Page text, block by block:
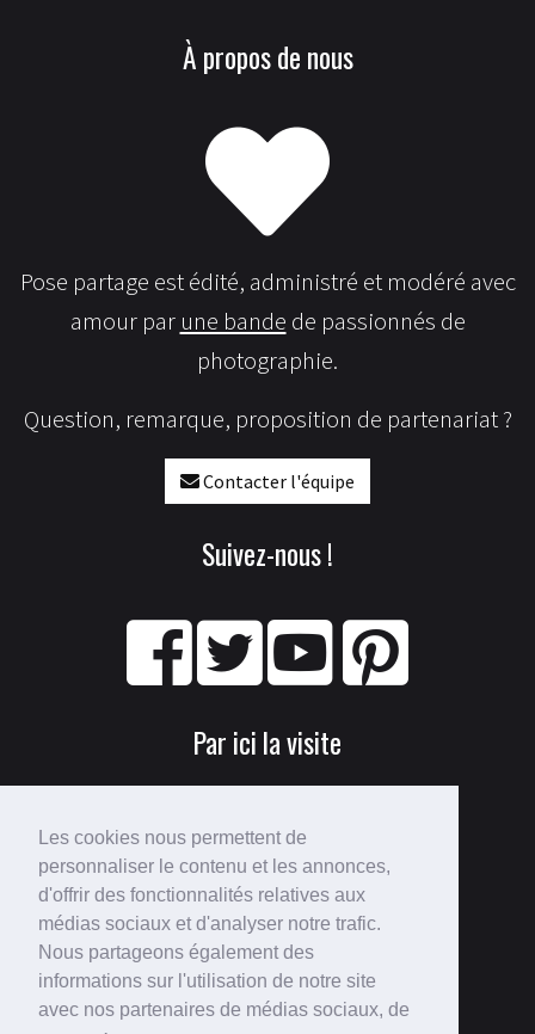
Les cookies nous permettent de
personnaliser le contenu et les annonces,
d'offrir des fonctionnalités relatives aux
médias sociaux et d'analyser notre trafic.
Nous partageons également des
informations sur l'utilisation de notre site
avec nos partenaires de médias sociaux, de
À propos de nous
Pose partage est édité, administré et modéré avec
amour par une bande de passionnés de
photographie.
Question, remarque, proposition de partenariat ?
Contacter l'équipe
Suivez-nous !
Par ici la visite
Perdu ?
Voici le plan du site!